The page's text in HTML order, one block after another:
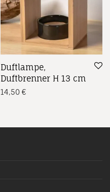
Duftlampe,
Duftbrenner H 13 cm
14,50 €